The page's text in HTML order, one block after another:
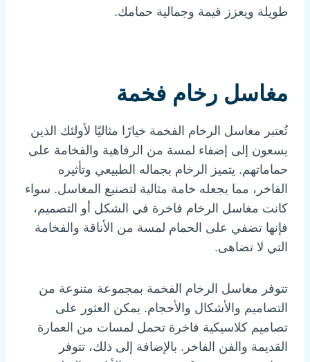
طويلة ويعزز قيمة وجمالية حمامك.
مغاسل رخام فخمة
تُعتبر مغاسل الرخام الفخمة خيارًا مثاليًا لأولئك الذين
يسعون إلى إضفاء لمسة من الرفاهية والفخامة على
حماماتهم. يتميز الرخام بجماله الطبيعي وتأثيره
الفاخر، مما يجعله خامة مثالية لتصنيع المغاسل. سواء
كانت مغاسل الرخام فاخرة في الشكل أو التصميم،
فإنها تضفي على الحمام لمسة من الأناقة والفخامة
التي لا تضاهى.
تتوفر مغاسل الرخام الفخمة بمجموعة متنوعة من
التصاميم والأشكال والأحجام. يمكن العثور على
تصاميم كلاسيكية فاخرة تحمل لمسات من العمارة
القديمة والفن الفاخر. بالإضافة إلى ذلك، تتوفر